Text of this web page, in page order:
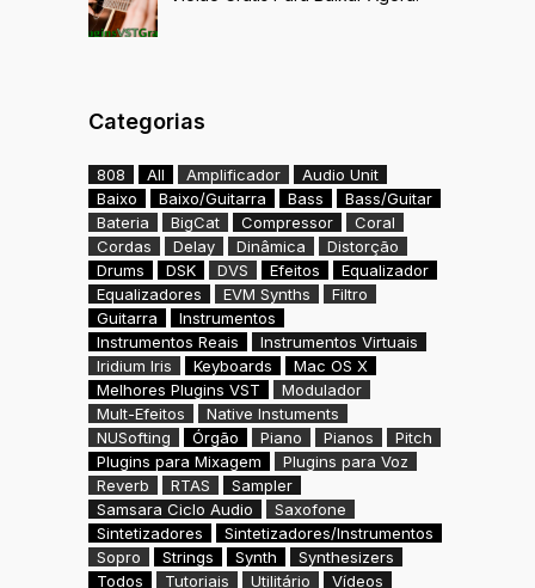
Categorias
808 All Amplificador
Audio Unit
Baixo
Baixo/Guitarra Bass
Bass/Guitar
Bateria
BigCat Compressor
Coral
Cordas
Delay Dinâmica
Distorção
Drums
DSK DVS Efeitos
Equalizador
Equalizadores
EVM Synths
Filtro
Guitarra
Instrumentos
Instrumentos Reais
Instrumentos Virtuais
Iridium Iris
Keyboards
Mac OS X
Melhores Plugins VST
Modulador
Mult-Efeitos
Native Instuments
NUSofting
Órgão Piano Pianos
Pitch
Plugins para Mixagem
Plugins para Voz
Reverb
RTAS
Sampler
Samsara Ciclo Audio
Saxofone
Sintetizadores
Sintetizadores/Instrumentos
Sopro
Strings Synth
Synthesizers
Todos
Tutoriais Utilitário Vídeos